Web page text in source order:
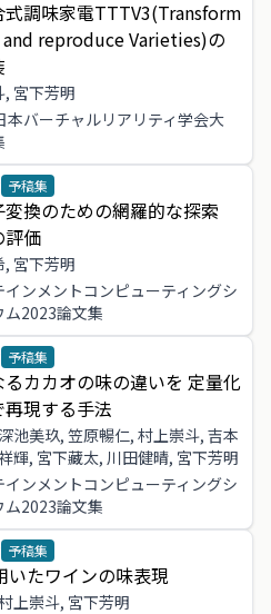
式調味家電TTTV3(Transform
and reproduceVarieties)の
宮下芳明
本バーチャルリアリティ学会大
予稿集
変換のための網羅的な探索
評価
, 宮下芳明
インメントコンピューティングシ
ム2023論文集
予稿集
るカカオの味の違いを 定量化
再現する手法
池美玖, 笠原暢仁, 村上崇斗, 吉本
輝, 宮下藏太, 川田健晴, 宮下芳明
インメントコンピューティングシ
ム2023論文集
予稿集
いたワインの味表現
上崇斗, 宮下芳明